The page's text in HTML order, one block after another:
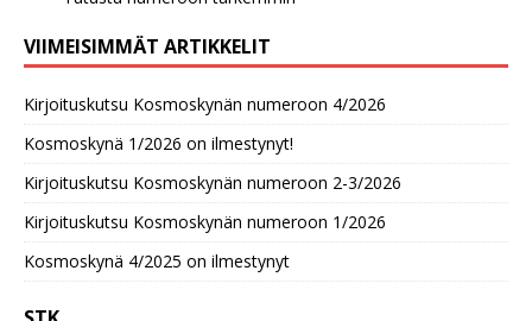
VIIMEISIMMÄT ARTIKKELIT
Kirjoituskutsu Kosmoskynän numeroon 4/2026
Kosmoskynä 1/2026 on ilmestynyt!
Kirjoituskutsu Kosmoskynän numeroon 2-3/2026
Kirjoituskutsu Kosmoskynän numeroon 1/2026
Kosmoskynä 4/2025 on ilmestynyt